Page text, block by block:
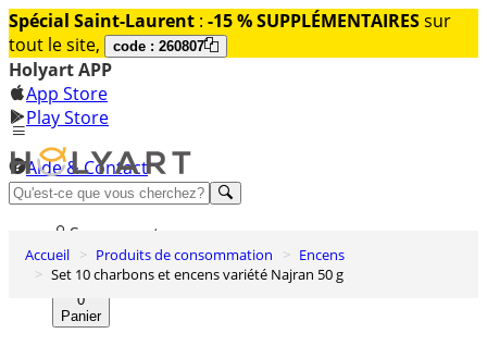
Spécial Saint-Laurent : -15 % SUPPLÉMENTAIRESsur
tout le site,
code : 260807
Holyart APP
App Store
Play Store
Aide & Contact
Découvrez Premium
Se connecter
Liste des envies
0
Panier
Accueil Produits de consommation
Encens
Set 10 charbons et encens variété Najran 50 g